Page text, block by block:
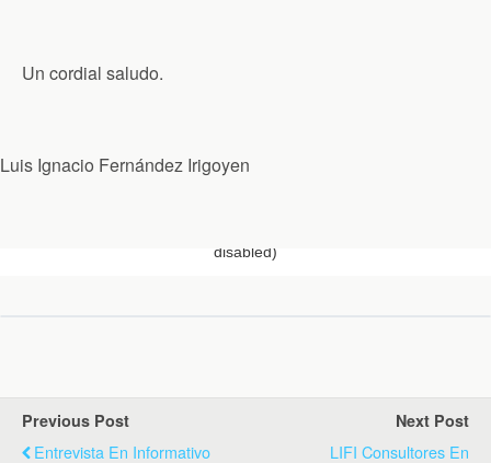
Un cordial saludo.
Luis Ignacio Fernández Irigoyen
Previous Post
Entrevista En Informativo
Next Post
LIFI Consultores En